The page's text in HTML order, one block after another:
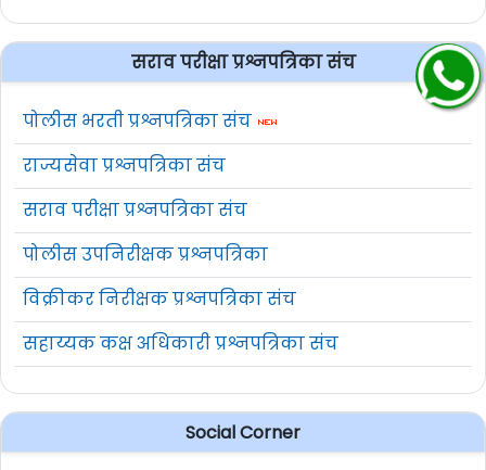
सराव परीक्षा प्रश्नपत्रिका संच
पोलीस भरती प्रश्नपत्रिका संच
राज्यसेवा प्रश्नपत्रिका संच
सराव परीक्षा प्रश्नपत्रिका संच
पोलीस उपनिरीक्षक प्रश्नपत्रिका
विक्रीकर निरीक्षक प्रश्नपत्रिका संच
सहाय्यक कक्ष अधिकारी प्रश्नपत्रिका संच
Social Corner